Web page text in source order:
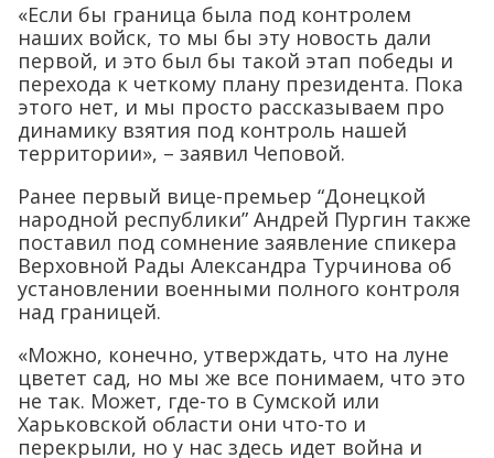
«Если бы граница была под контролем
наших войск, то мы бы эту новость дали
первой, и это был бы такой этап победы и
перехода к четкому плану президента. Пока
этого нет, и мы просто рассказываем про
динамику взятия под контроль нашей
территории», – заявил Чеповой.
Ранее первый вице-премьер “Донецкой
народной республики” Андрей Пургин также
поставил под сомнение заявление спикера
Верховной Рады Александра Турчинова об
установлении военными полного контроля
над границей.
«Можно, конечно, утверждать, что на луне
цветет сад, но мы же все понимаем, что это
не так. Может, где-то в Сумской или
Харьковской области они что-то и
перекрыли, но у нас здесь идет война и